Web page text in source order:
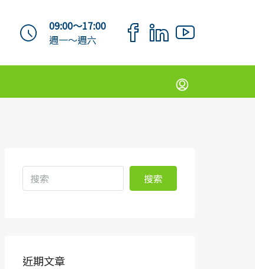
09:00～17:00
週一～週六
搜索
近期文章